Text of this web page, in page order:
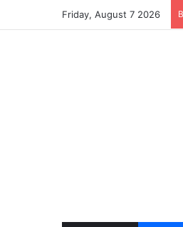
Friday, August 7 2026